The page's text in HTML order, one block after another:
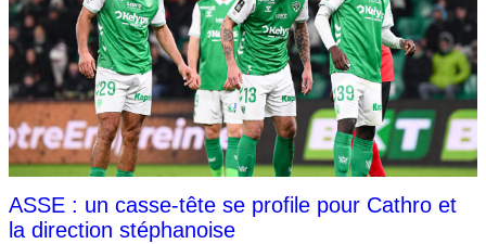
ASSE : un casse-tête se profile pour Cathro et
la direction stéphanoise